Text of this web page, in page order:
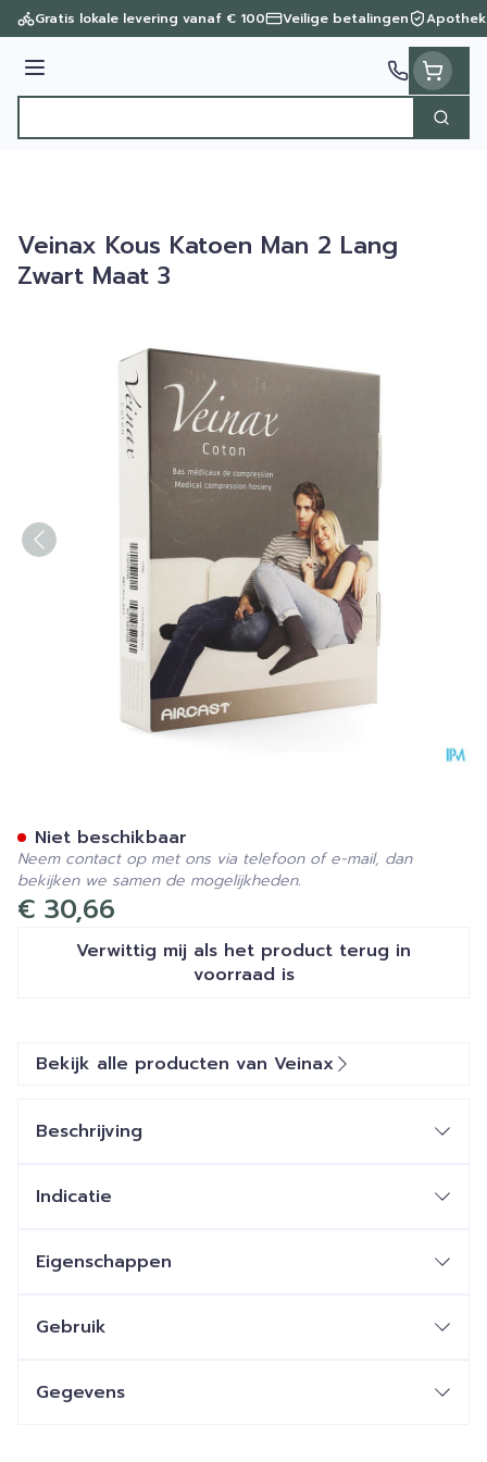
Ga naar de inhoud
Gratis lokale levering vanaf € 100 Veilige betalingen
Menu
Zoek
Veinax Kous Katoen Man 2 Lang
Zwart Maat 3
€ 30,66
Verwittig mij als het product terug in
voorraad is
Niet beschikbaar
Neem contact op met ons via telefoon of e-mail, dan
bekijken we samen de mogelijkheden.
Bekijk alle producten van Veinax
Beschrijving
Indicatie
Eigenschappen
Gebruik
Gegevens